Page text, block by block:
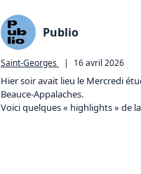
Publio
Saint-Georges | 16 avril 2026
Hier soir avait lieu le Mercredi
Beauce-Appalaches.
Voici quelques « highlights » de la